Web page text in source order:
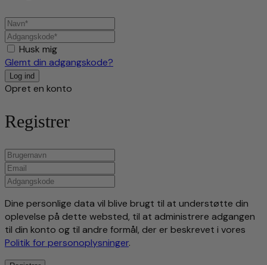
Husk mig
Glemt din adgangskode?
Opret en konto
Registrer
Dine personlige data vil blive brugt til at understøtte din
oplevelse på dette websted, til at administrere adgangen
til din konto og til andre formål, der er beskrevet i vores
Politik for personoplysninger.